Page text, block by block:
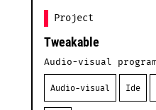
Project
Tweakable
Audio-visual
Audio-visual Ide